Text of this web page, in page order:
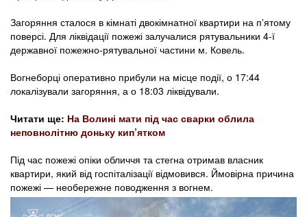
Загоряння сталося в кімнаті двокімнатної квартири на пʼятому
поверсі. Для ліквідації пожежі залучалися рятувальники 4-ї
державної пожежно-рятувальної частини м. Ковель.
Вогнеборці оперативно прибули на місце події, о 17:44
локалізували загоряння, а о 18:03 ліквідували.
Читати ще: На Волині мати під час сварки облила
неповнолітню доньку кип’ятком
Під час пожежі опіки обличчя та стегна отримав власник
квартири, який від госпіталізації відмовився. Ймовірна причина
пожежі — необережне поводження з вогнем.